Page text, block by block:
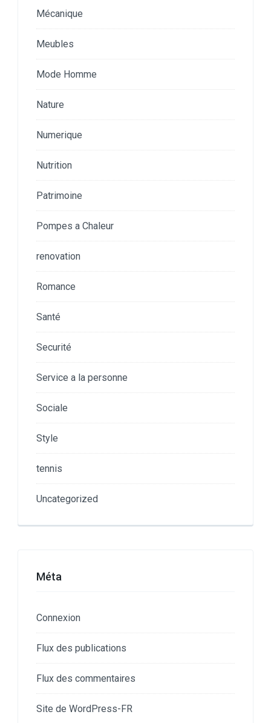
Mécanique
Meubles
Mode Homme
Nature
Numerique
Nutrition
Patrimoine
Pompes a Chaleur
renovation
Romance
Santé
Securité
Service a la personne
Sociale
Style
tennis
Uncategorized
Méta
Connexion
Flux des publications
Flux des commentaires
Site de WordPress-FR